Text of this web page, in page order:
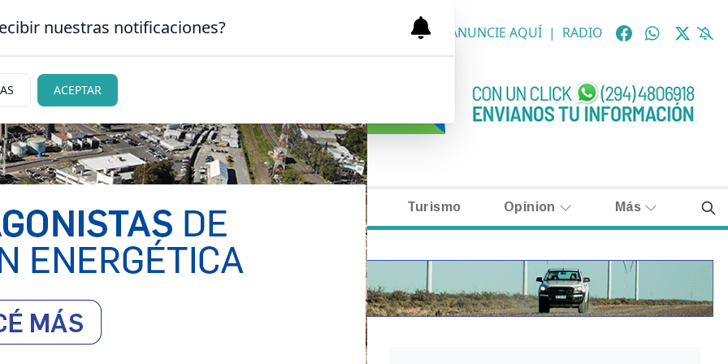
DE BARILOCHE CLASIFICADOS NECROLÓGICAS ANUNCIE AQUÍ | RADIO
Judiciales Turismo Opinion Más
nuestras notificaciones?
ACEPTAR